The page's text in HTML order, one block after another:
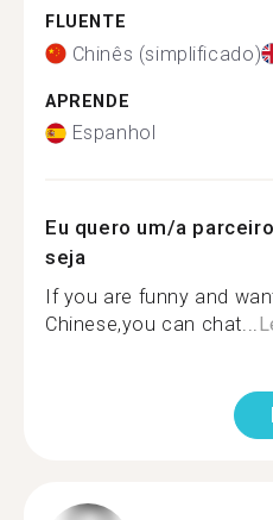
FLUENTE
Chinês (simplificado)
APRENDE
Espanhol
Eu quero um/a
seja
If you are funny and
Chinese,you can chat...